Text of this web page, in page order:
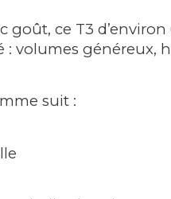
goût, ce T3
: volumes
suit :